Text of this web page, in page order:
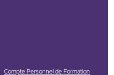
Compte Personnel de Formation